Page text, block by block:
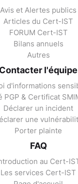
Avis et Alertes publics
Articles du Cert-IST
FORUM Cert-IST
Bilans annuels
Autres
Contacter l'équipe
d'informations
PGP & Certificat
Déclarer un incident
une
Porter plainte
FAQ
au Cert-
Les services Cert-IST